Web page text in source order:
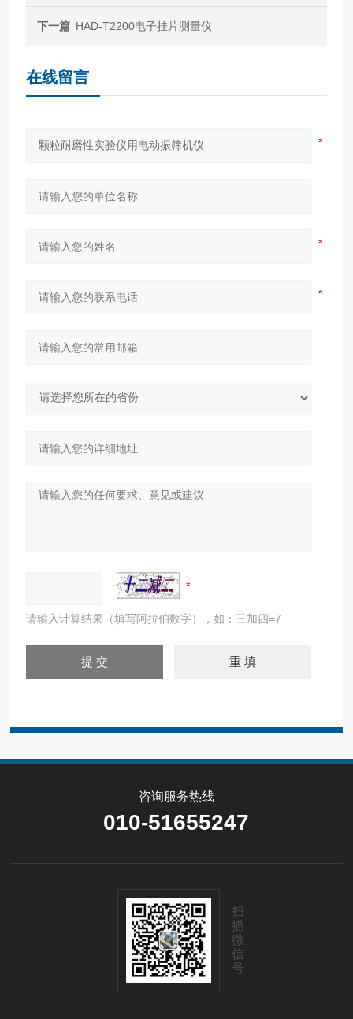
下一篇 HAD-T2200电子挂片测量仪
在线留言
请输入计算结果（填写阿拉伯数字），如：三加四=7
咨询服务热线
010-51655247
扫
描
微
信
号